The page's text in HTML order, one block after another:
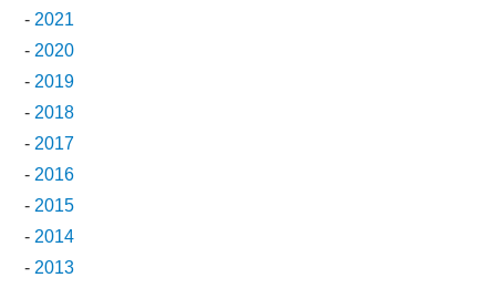
- 2021
- 2020
- 2019
- 2018
- 2017
- 2016
- 2015
- 2014
- 2013